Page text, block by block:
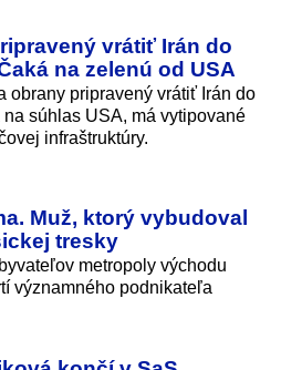
vrátiť Irán do
na zelenú od USA
obrany pripravený vrátiť Irán do
súhlas USA, má vytipované
infraštruktúry.
Muž, ktorý vybudoval
tresky
metropoly východu
významného podnikateľa